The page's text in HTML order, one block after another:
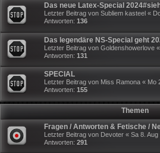
Das neue Latex-Special
Letzter Beitrag von Subliem kasteel «
Antworten: 136
Das legendäre NS-Special geht
Letzter Beitrag von Goldenshowerlove «
Antworten: 131
SPECIAL
Letzter Beitrag von Miss Ramona « Mo
Antworten: 155
Themen
Fragen / Antworten & Fetische /
Letzter Beitrag von Devoter « Sa 8.
Antworten: 291